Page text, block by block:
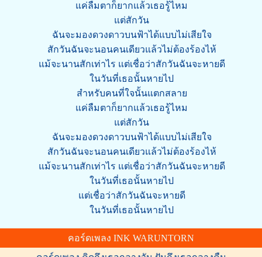
แค่ลืมตาก็ยากแล้วเธอรู้ไหม
แต่สักวัน
ฉันจะมองดวงดาวบนฟ้าได้แบบไม่เสียใจ
สักวันฉันจะนอนคนเดียวแล้วไม่ต้องร้องไห้
แม้จะนานสักเท่าไร แต่เชื่อว่าสักวันฉันจะหายดี
ในวันที่เธอนั้นหายไป
สำหรับคนที่ใจนั้นแตกสลาย
แค่ลืมตาก็ยากแล้วเธอรู้ไหม
แต่สักวัน
ฉันจะมองดวงดาวบนฟ้าได้แบบไม่เสียใจ
สักวันฉันจะนอนคนเดียวแล้วไม่ต้องร้องไห้
แม้จะนานสักเท่าไร แต่เชื่อว่าสักวันฉันจะหายดี
ในวันที่เธอนั้นหายไป
แต่เชื่อว่าสักวันฉันจะหายดี
ในวันที่เธอนั้นหายไป
คอร์ดเพลง INK WARUNTORN